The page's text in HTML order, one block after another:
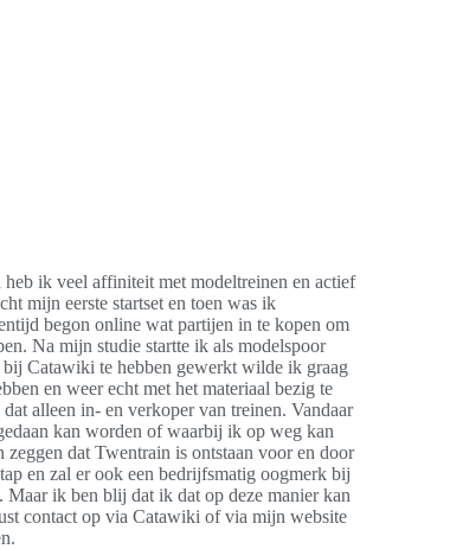
ik veel affiniteit met modeltreinen en actief
mijn eerste startset en toen was ik
begon online wat partijen in te kopen om
Na mijn studie startte ik als modelspoor
Catawiki te hebben gewerkt wilde ik graag
en weer echt met het materiaal bezig te
alleen in- en verkoper van treinen. Vandaar
kan worden of waarbij ik op weg kan
dat Twentrain is ontstaan voor en door
en zal er ook een bedrijfsmatig oogmerk bij
ik ben blij dat ik dat op deze manier kan
contact op via Catawiki of via mijn website